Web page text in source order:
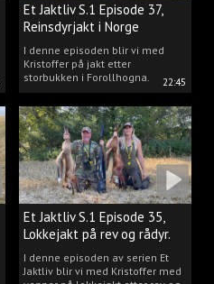
22:45
Et Jaktliv S.1 Episode 37,
Reinsdyrjakt i Norge
I denne episoden blir vi med
Kristoffer på jakt etter
storbukken i Forollhogna.
Et Jaktliv S.1 Episode 35,
Lokkejakt på rev og rådyr.
I denne episoden av serien Et
Jaktliv blir vi med Kristoffer med